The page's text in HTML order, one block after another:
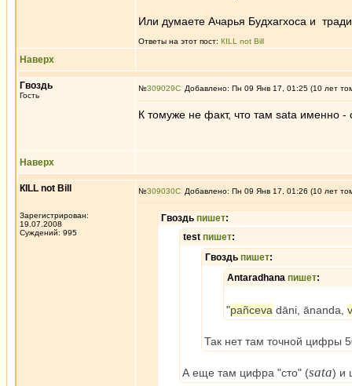
Или думаете Ачарья Будхагхоса и
Ответы на этот пост: КILL not Вill
Наверх
Гвоздь
Гость
№309029 Добавлено: Пн 09 Янв 17, 01:25 (10 лет
К томуже не факт, что там sata именно -
Наверх
КILL not Вill
Зарегистрирован:
19.07.2008
Суждений: 995
№309030 Добавлено: Пн 09 Янв 17, 01:26 (10 лет
Гвоздь пишет:
test пишет:
Гвоздь пишет:
Antaradhana пишет:
"pañceva dāni, ānanda,
Так нет там точной цифры
А еще там цифра "сто" (sata) и